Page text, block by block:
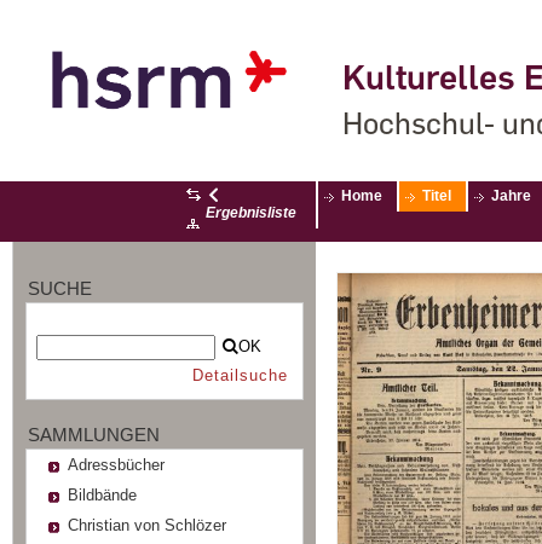
Kulturelles
Hochschul-
Ergebnisliste
Home Titel Jahre
SUCHE
OK
Detailsuche
SAMMLUNGEN
Adressbücher
Bildbände
Christian von Schlözer